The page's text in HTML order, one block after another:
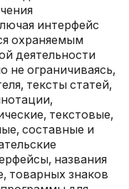
интерфейс
охраняемым
деятельности
не ограничиваясь,
тексты статей,
текстовые,
составные и
названия
товарных знаков